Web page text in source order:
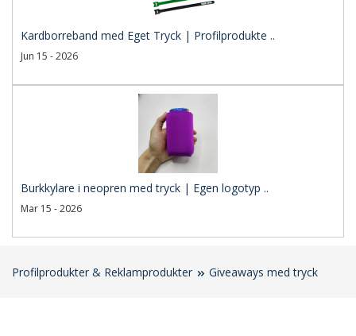
Kardborreband med Eget Tryck | Profilprodukte ..
Jun 15 - 2026
Burkkylare i neopren med tryck | Egen logotyp ..
Mar 15 - 2026
Profilprodukter & Reklamprodukter Giveaways med tryck